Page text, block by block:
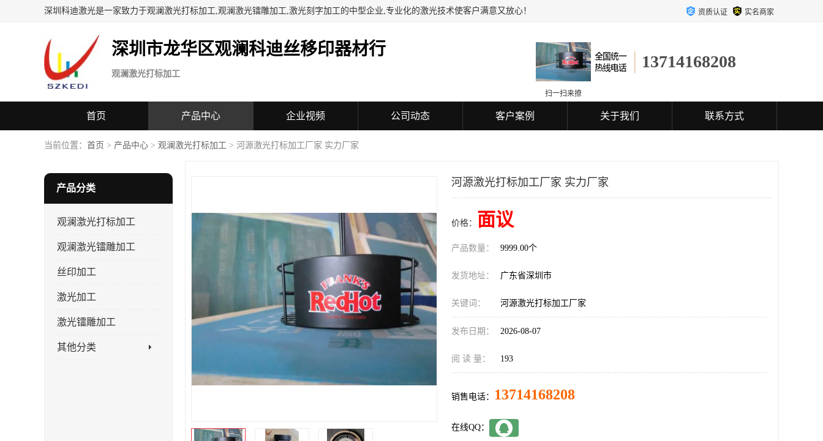
深圳科迪激光是一家致力于观澜激光打标加工,观澜激光镭雕加工,激光刻字加工的中型企业,专业化的激光技术使客户满意又放心！ 资质认证 实名商家
深圳市龙华区观澜科迪丝移印器材行
观澜激光打标加工
13714168208
扫一扫来撩
首页 产品中心 企业视频 公司动态 客户案例 关于我们 联系方式
当前位置： 首页 > 产品中心 > 观澜激光打标加工 > 河源激光打标加工厂家 实力厂家
产品分类
观澜激光打标加工
观澜激光镭雕加工
丝印加工
激光加工
激光镭雕加工
其他分类
河源激光打标加工厂家 实力厂家
价格： 面议
产品数量： 9999.00个
发货地址： 广东省深圳市
关键词： 河源激光打标加工厂家
发布日期： 2026-08-07
阅 读 量： 193
销售电话： 13714168208
在线QQ：